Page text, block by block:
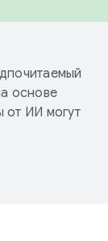
основе
от ИИ могут